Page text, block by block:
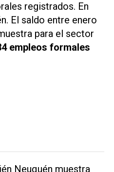
registrados. En
El saldo entre enero
para el sector
empleos formales
Neuquén muestra